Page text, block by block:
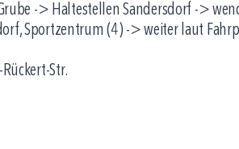
-> Haltestellen Sandersdorf ->
Sportzentrum (4) -> weiter laut
Str.